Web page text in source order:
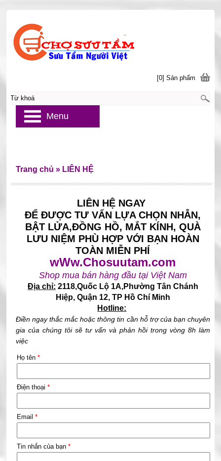
LIÊN HỆ NGAY
ĐỂ ĐƯỢC TƯ VẤN LỰA CHỌN NHẪN,
BẬT LỬA,ĐỒNG HỒ, MẮT KÍNH, QUÀ
LƯU NIỆM PHÙ HỢP VỚI BẠN HOÀN
TOÀN MIỄN PHÍ
wWw.Chosuutam.com
Shop mua bán hàng đầu tại Việt Nam
Địa chỉ: 2118,Quốc Lộ 1A,Phường Tân Chánh
Hiệp, Quận 12, TP Hồ Chí Minh
Hotline:
Điền ngay thắc mắc hoặc thông tin cần hỗ trợ của bạn chuyên
gia của chúng tôi sẽ tư vấn và phản hồi trong vòng 8h làm
việc
Họ tên *
Điện thoại *
Email *
Tin nhắn của bạn *
Trang chủ » LIÊN HỆ
[0] Sản phẩm
Menu